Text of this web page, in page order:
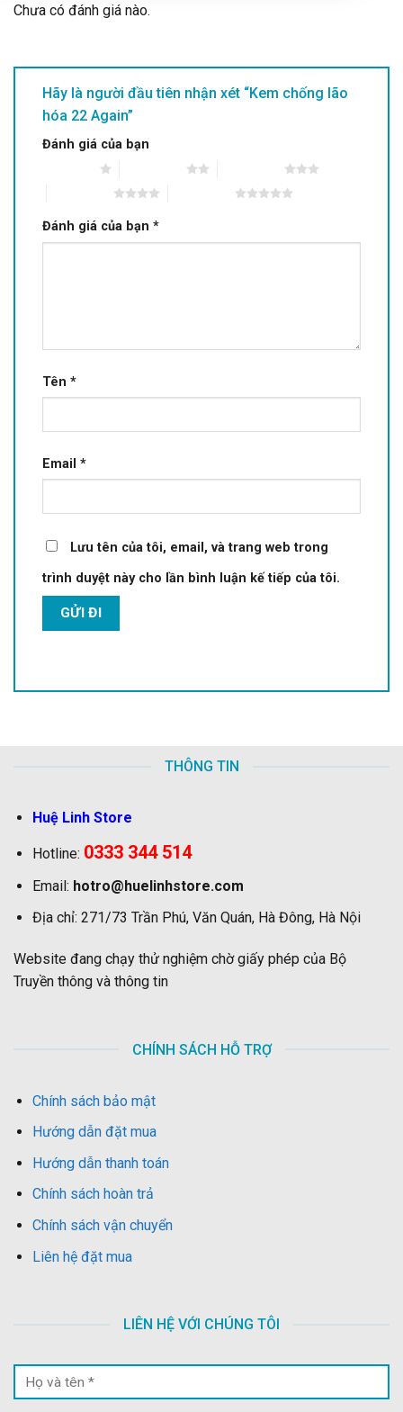
Chưa có đánh giá nào.
Hãy là người đầu tiên nhận xét “Kem chống lão
hóa 22 Again”
Đánh giá của bạn
Đánh giá của bạn *
Tên *
Email *
Lưu tên của tôi, email, và trang web trong
trình duyệt này cho lần bình luận kế tiếp của tôi.
THÔNG TIN
Huệ Linh Store
Hotline: 0333 344 514
Email: hotro@huelinhstore.com
Địa chỉ: 271/73 Trần Phú, Văn Quán, Hà Đông, Hà Nội
Website đang chạy thử nghiệm chờ giấy phép của Bộ
Truyền thông và thông tin
CHÍNH SÁCH HỖ TRỢ
Chính sách bảo mật
Hướng dẫn đặt mua
Hướng dẫn thanh toán
Chính sách hoàn trả
Chính sách vận chuyển
Liên hệ đặt mua
LIÊN HỆ VỚI CHÚNG TÔI